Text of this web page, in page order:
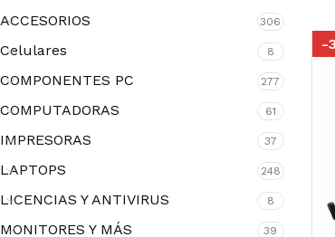
ACCESORIOS 306
Celulares 8
COMPONENTES PC 277
COMPUTADORAS 61
IMPRESORAS 37
LAPTOPS 248
LICENCIAS Y ANTIVIRUS 8
MONITORES Y MÁS 39
-